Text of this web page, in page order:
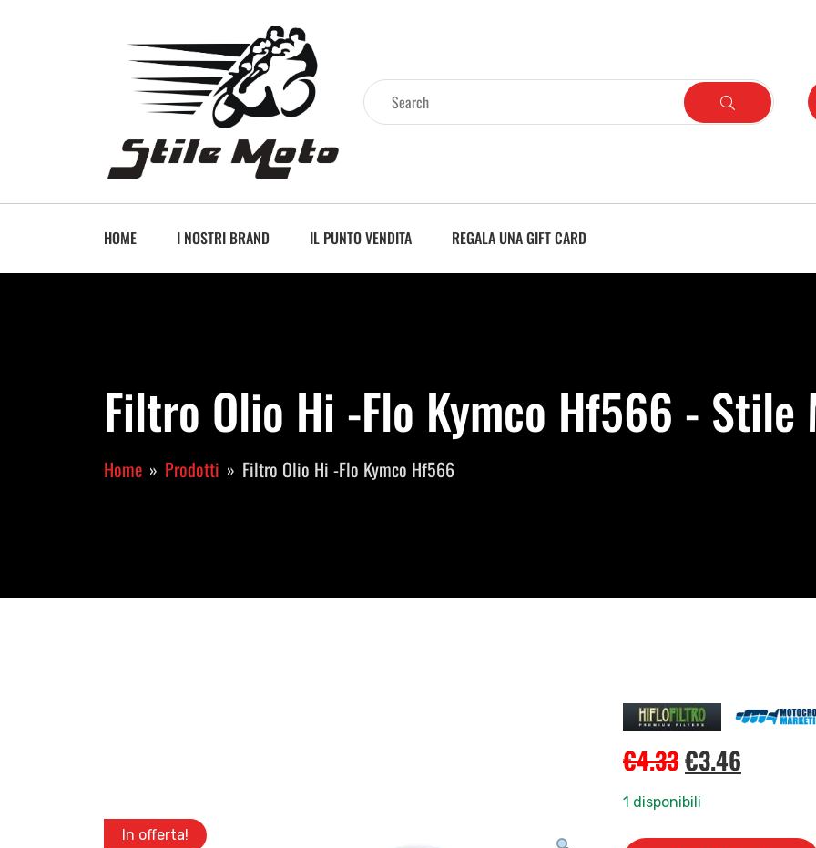
HOME I NOSTRI BRAND IL PUNTO VENDITA REGALA UNA GIFT CARD
Filtro Olio Hi -Flo Kymco Hf566 - Stile
Home Prodotti Filtro Olio Hi -Flo Kymco Hf566
In offerta!
€4.33€3.46
1 disponibili